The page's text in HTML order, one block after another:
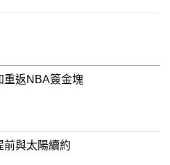
重返NBA簽金塊
前與太陽續約